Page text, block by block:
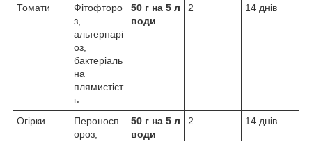
Томати
Фітофторо
з,
альтернарі
оз,
бактеріаль
на
плямистіст
ь
50 г на 5 л
води
2 14 днів
Огірки
Пероносп
ороз,
50 г на 5 л
води
2 14 днів